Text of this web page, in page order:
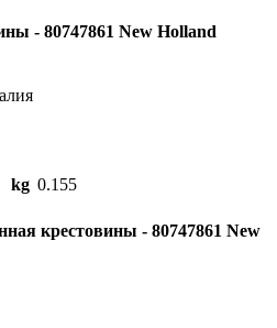
- 80747861 New Holland
kg 0.155
крестовины - 80747861 New